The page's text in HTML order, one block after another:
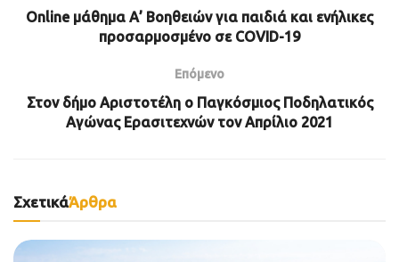
Online μάθημα Α’ Βοηθειών για παιδιά και ενήλικες
προσαρμοσμένο σε COVID-19
Επόμενο
Στον δήμο Αριστοτέλη ο Παγκόσμιος Ποδηλατικός
Αγώνας Ερασιτεχνών τον Απρίλιο 2021
ΣχετικάΆρθρα